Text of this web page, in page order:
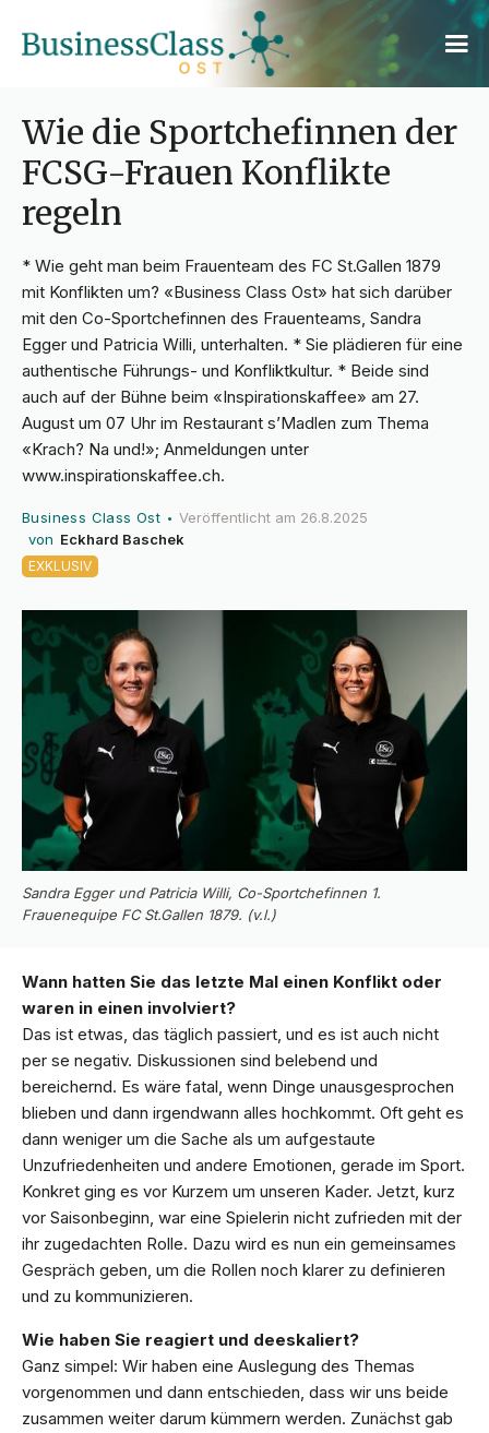
Wie die Sportchefinnen der
FCSG-Frauen Konflikte
regeln
* Wie geht man beim Frauenteam des FC St.Gallen 1879
mit Konflikten um? «Business Class Ost» hat sich darüber
mit den Co-Sportchefinnen des Frauenteams, Sandra
Egger und Patricia Willi, unterhalten. * Sie plädieren für eine
authentische Führungs- und Konfliktkultur. * Beide sind
auch auf der Bühne beim «Inspirationskaffee» am 27.
August um 07 Uhr im Restaurant s’Madlen zum Thema
«Krach? Na und!»; Anmeldungen unter
www.inspirationskaffee.ch.
Business Class Ost •Veröffentlicht am 26.8.2025
von Eckhard Baschek
EXKLUSIV
Sandra Egger und Patricia Willi, Co-Sportchefinnen 1.
Frauenequipe FC St.Gallen 1879. (v.l.)
Wann hatten Sie das letzte Mal einen Konflikt oder
waren in einen involviert?
Das ist etwas, das täglich passiert, und es ist auch nicht
per se negativ. Diskussionen sind belebend und
bereichernd. Es wäre fatal, wenn Dinge unausgesprochen
blieben und dann irgendwann alles hochkommt. Oft geht es
dann weniger um die Sache als um aufgestaute
Unzufriedenheiten und andere Emotionen, gerade im Sport.
Konkret ging es vor Kurzem um unseren Kader. Jetzt, kurz
vor Saisonbeginn, war eine Spielerin nicht zufrieden mit der
ihr zugedachten Rolle. Dazu wird es nun ein gemeinsames
Gespräch geben, um die Rollen noch klarer zu definieren
und zu kommunizieren.
Wie haben Sie reagiert und deeskaliert?
Ganz simpel: Wir haben eine Auslegung des Themas
vorgenommen und dann entschieden, dass wir uns beide
zusammen weiter darum kümmern werden. Zunächst gab